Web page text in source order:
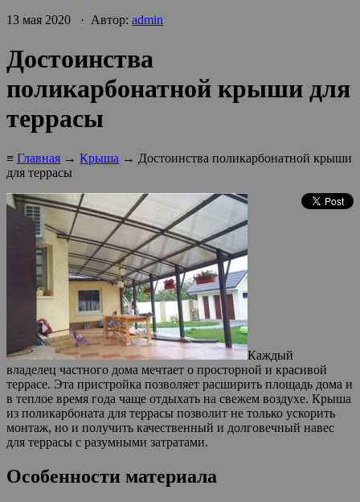
13 мая 2020 · Автор: admin
Достоинства
поликарбонатной крыши для
террасы
≡ Главная → Крыша → Достоинства поликарбонатной крыши
для террасы
Каждый
владелец частного дома мечтает о просторной и красивой
террасе. Эта пристройка позволяет расширить площадь дома и
в теплое время года чаще отдыхать на свежем воздухе. Крыша
из поликарбоната для террасы позволит не только ускорить
монтаж, но и получить качественный и долговечный навес
для террасы с разумными затратами.
Особенности материала